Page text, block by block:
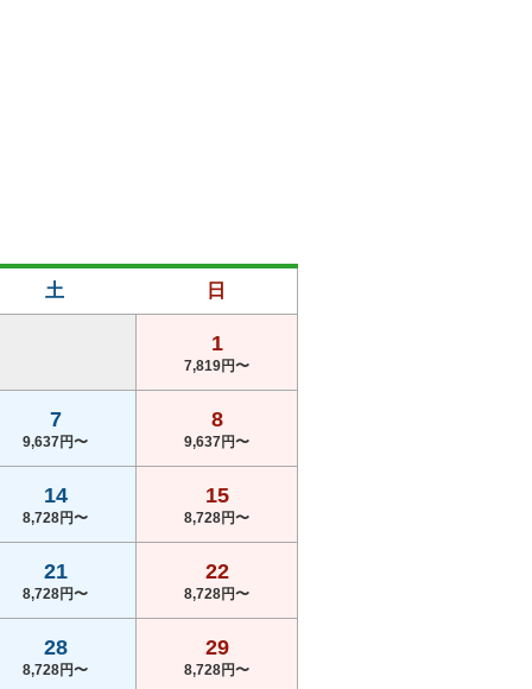
土 日
1
7,819円〜
7
9,637円〜
8
9,637円〜
14
8,728円〜
15
8,728円〜
21
8,728円〜
22
8,728円〜
28
8,728円〜
29
8,728円〜